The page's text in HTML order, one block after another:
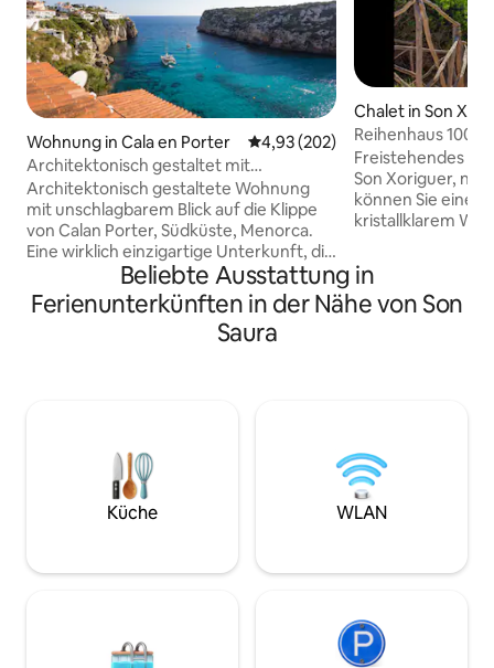
Wohnung in Cala en Porter Durchschnittliche Bewertung:
4,93 (202)
Architektonisch gestaltet mit
unschlagbarer Aussicht
Architektonisch gestaltete Wohnung
mit unschlagbarem Blick auf die Klippe
von Calan Porter, Südküste, Menorca.
Eine wirklich einzigartige Unterkunft, die
von einem der berühmtesten
Architekten Menorcas entworfen
wurde. Die Unterkunft mit
hochwertigen Oberflächen ist ein
Der Kontrast zwischen dem
türkisfarbenen Wasser und den
orangefarbenen Sonnenuntergängen
ist atemberaubend.
Chalet in Son
Reihenhaus 100
entfernt
Freistehendes
Son Xoriguer,
können Sie einen
kristallklarem
Bereichen
Nähe von
Kajak, Surfen ...),
Beliebte Ausstattung in
Ferienunterkünften in der Nähe von Son
Saura
Küche WLAN